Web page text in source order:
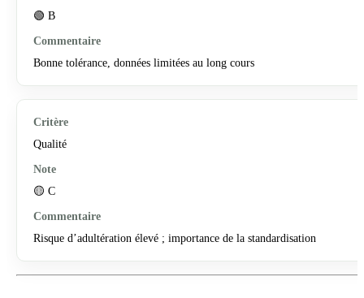
🟢 B
Bonne tolérance, données limitées au long cours
Qualité
🟡 C
Risque d’adultération élevé ; importance de la standardisation